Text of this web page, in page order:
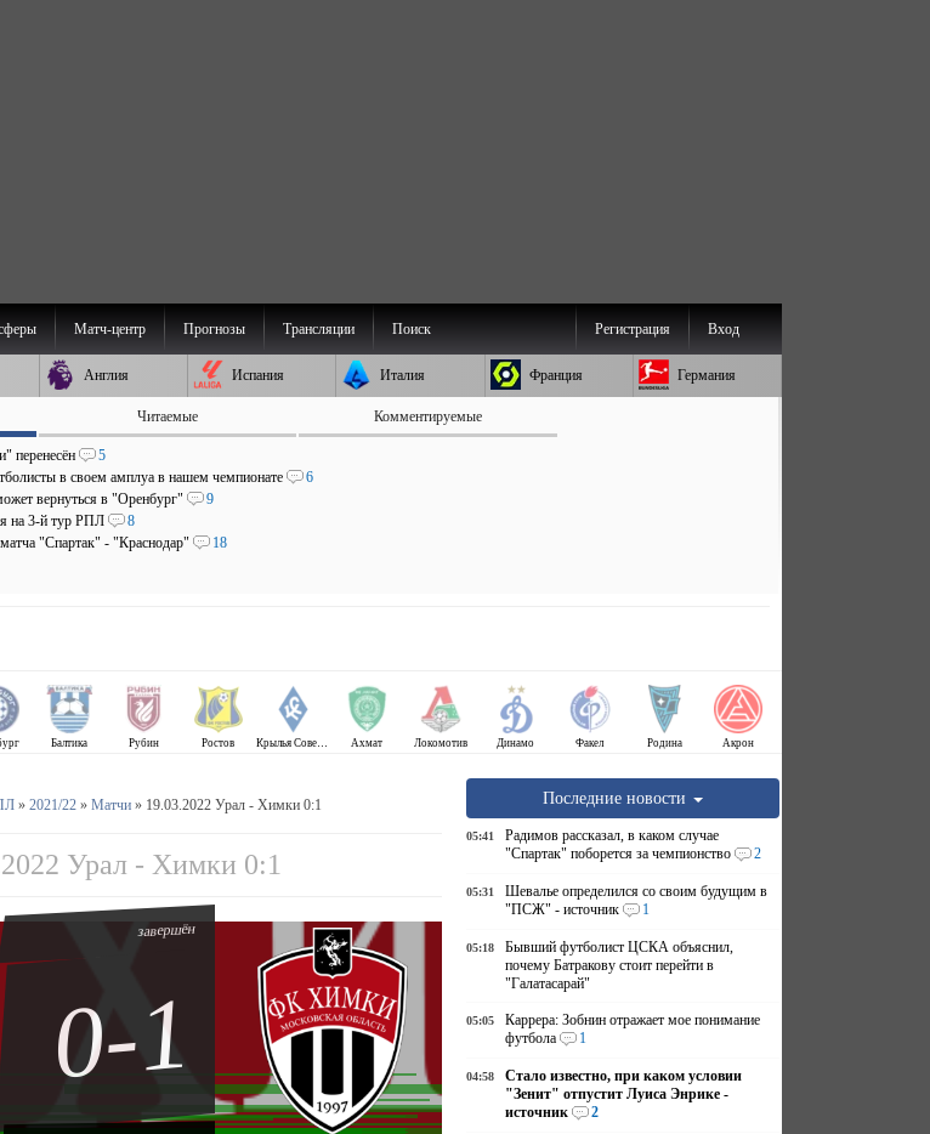
Матч-центр Прогнозы Трансляции Поиск Вход
Регистрация
Англия Испания Италия Франция Германия
Читаемые Комментируемые
перенесён
5
в своем амплуа в нашем чемпионате
6
вернуться в "Оренбург"
9
на 3-й тур РПЛ
8
"Спартак" - "Краснодар"
18
Балтика Рубин Ростов Крылья Советов Ахмат Локомотив Динамо Факел Родина Акрон
» 2021/22» Матчи» 19.03.2022 Урал - Химки 0:1
Урал - Химки 0:1
завершён
0-1
Последние новости
05:41
Радимов рассказал, в каком случае
"Спартак" поборется за чемпионство
2
05:31
Шевалье определился со своим будущим в
"ПСЖ" - источник
1
05:18
Бывший футболист ЦСКА объяснил,
почему Батракову стоит перейти в
"Галатасарай"
05:05
Каррера: Зобнин отражает мое понимание
футбола
1
04:58
Стало известно, при каком условии
"Зенит" отпустит Луиса Энрике -
источник
2